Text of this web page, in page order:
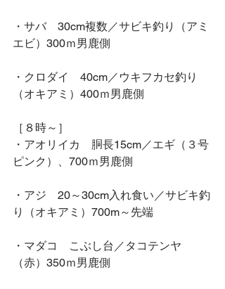
・サバ　30cm複数／サビキ釣り（アミ
エビ）300ｍ男鹿側
・クロダイ　40cm／ウキフカセ釣り
（オキアミ）400ｍ男鹿側
［８時～］
・アオリイカ　胴長15cm／エギ（３号
ピンク）、700ｍ男鹿側
・アジ　20～30cm入れ食い／サビキ釣
り（オキアミ）700m～先端
・マダコ　こぶし台／タコテンヤ
（赤）350ｍ男鹿側